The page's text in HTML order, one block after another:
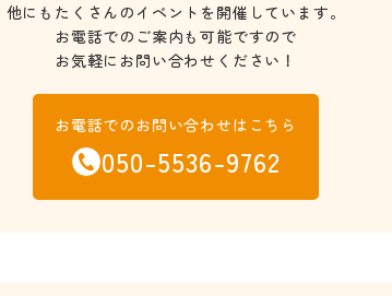
他にもたくさんのイベントを開催しています。
お電話でのご案内も可能ですので
お気軽にお問い合わせください！
お電話でのお問い合わせはこちら
050-5536-9762